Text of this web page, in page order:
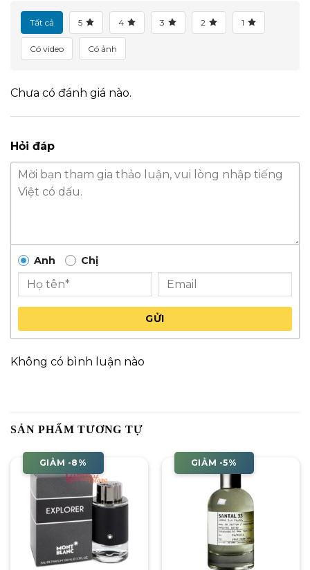
Tất cả 5 4 3 2 1
Có video Có ảnh
Chưa có đánh giá nào.
Hỏi đáp
Anh Chị
GỬI
Không có bình luận nào
SẢN PHẨM TƯƠNG TỰ
GIẢM -8% GIẢM -5%